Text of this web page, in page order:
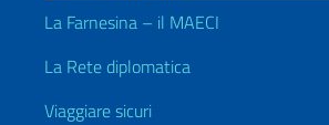
La Farnesina – il MAECI
La Rete diplomatica
Viaggiare sicuri